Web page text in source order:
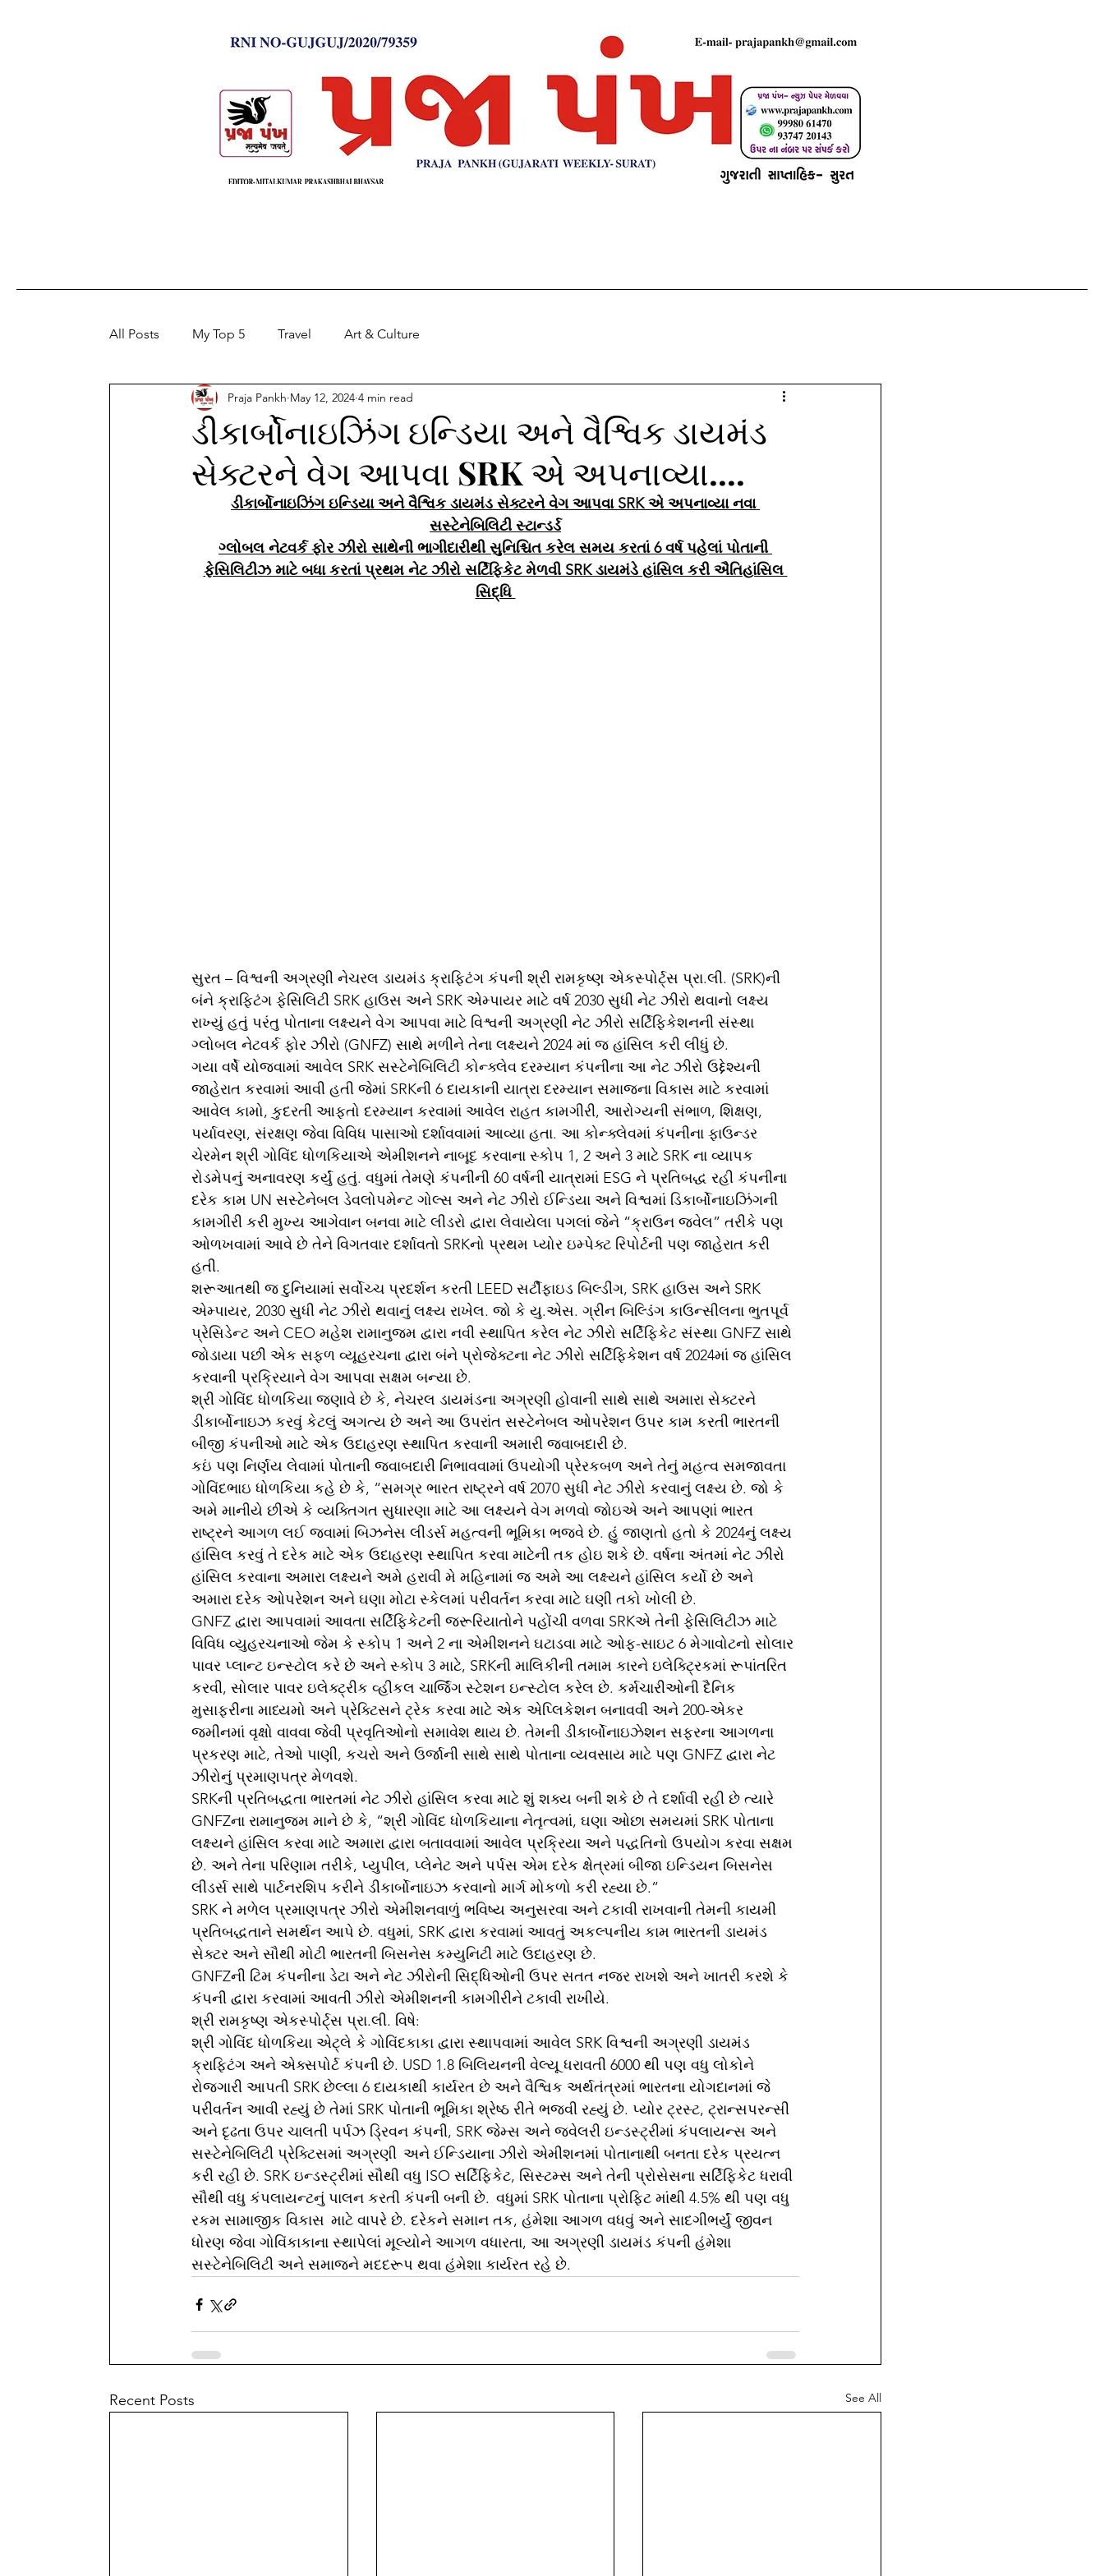
All Posts My Top 5 Travel Art & Culture
ડીકાર્બોનાઇઝિંગ ઇન્ડિયા અને વૈશ્વિક ડાયમંડ
સેક્ટરને વેગ આપવા SRK એ અપનાવ્યા....
Praja Pankh May 12, 2024 4 min read
ડીકાર્બોનાઇઝિંગ ઇન્ડિયા અને વૈશ્વિક ડાયમંડ સેક્ટરને વેગ આપવા SRK એ અપનાવ્યા નવા
સસ્ટેનેબિલિટી સ્ટાન્ડર્ડ
ગ્લોબલ નેટવર્ક ફોર ઝીરો સાથેની ભાગીદારીથી સુનિશ્ચિત કરેલ સમય કરતાં 6 વર્ષ પહેલાં પોતાની
ફેસિલિટીઝ માટે બધા કરતાં પ્રથમ નેટ ઝીરો સર્ટિફિકેટ મેળવી SRK ડાયમંડે હાંસિલ કરી ઐતિહાંસિલ
સિદ્ધિ
સુરત – વિશ્વની અગ્રણી નેચરલ ડાયમંડ ક્રાફ્ટિંગ કંપની શ્રી રામકૃષ્ણ એકસ્પોર્ટ્સ પ્રા.લી. (SRK)ની
બંને ક્રાફ્ટિંગ ફેસિલિટી SRK હાઉસ અને SRK એમ્પાયર માટે વર્ષ 2030 સુધી નેટ ઝીરો થવાનો લક્ષ્ય
રાખ્યું હતું પરંતુ પોતાના લક્ષ્યને વેગ આપવા માટે વિશ્વની અગ્રણી નેટ ઝીરો સર્ટિફિકેશનની સંસ્થા
ગ્લોબલ નેટવર્ક ફોર ઝીરો (GNFZ) સાથે મળીને તેના લક્ષ્યને 2024 માં જ હાંસિલ કરી લીધું છે.
ગયા વર્ષે યોજવામાં આવેલ SRK સસ્ટેનેબિલિટી કોન્ક્લેવ દરમ્યાન કંપનીના આ નેટ ઝીરો ઉદ્દેશ્યની
જાહેરાત કરવામાં આવી હતી જેમાં SRKની 6 દાયકાની યાત્રા દરમ્યાન સમાજના વિકાસ માટે કરવામાં
આવેલ કામો, કુદરતી આફતો દરમ્યાન કરવામાં આવેલ રાહત કામગીરી, આરોગ્યની સંભાળ, શિક્ષણ,
પર્યાવરણ, સંરક્ષણ જેવા વિવિધ પાસાઓ દર્શાવવામાં આવ્યા હતા. આ કોન્ક્લેવમાં કંપનીના ફાઉન્ડર
ચેરમેન શ્રી ગોવિંદ ધોળકિયાએ એમીશનને નાબૂદ કરવાના સ્કોપ 1, 2 અને 3 માટે SRK ના વ્યાપક
રોડમેપનું અનાવરણ કર્યું હતું. વધુમાં તેમણે કંપનીની 60 વર્ષની યાત્રામાં ESG ને પ્રતિબદ્ધ રહી કંપનીના
દરેક કામ UN સસ્ટેનેબલ ડેવલોપમેન્ટ ગોલ્સ અને નેટ ઝીરો ઈન્ડિયા અને વિશ્વમાં ડિકાર્બોનાઇઝિંગની
કામગીરી કરી મુખ્ય આગેવાન બનવા માટે લીડરો દ્વારા લેવાયેલા પગલાં જેને “ક્રાઉન જવેલ” તરીકે પણ
ઓળખવામાં આવે છે તેને વિગતવાર દર્શાવતો SRKનો પ્રથમ પ્યોર ઇમ્પેક્ટ રિપોર્ટની પણ જાહેરાત કરી
હતી.
શરૂઆતથી જ દુનિયામાં સર્વોચ્ચ પ્રદર્શન કરતી LEED સર્ટીફાઇડ બિલ્ડીંગ, SRK હાઉસ અને SRK
એમ્પાયર, 2030 સુધી નેટ ઝીરો થવાનું લક્ષ્ય રાખેલ. જો કે યુ.એસ. ગ્રીન બિલ્ડિંગ કાઉન્સીલના ભુતપૂર્વ
પ્રેસિડેન્ટ અને CEO મહેશ રામાનુજમ દ્વારા નવી સ્થાપિત કરેલ નેટ ઝીરો સર્ટિફિકેટ સંસ્થા GNFZ સાથે
જોડાયા પછી એક સફળ વ્યૂહરચના દ્વારા બંને પ્રોજેક્ટના નેટ ઝીરો સર્ટિફિકેશન વર્ષ 2024માં જ હાંસિલ
કરવાની પ્રક્રિયાને વેગ આપવા સક્ષમ બન્યા છે.
શ્રી ગોવિંદ ધોળકિયા જણાવે છે કે, નેચરલ ડાયમંડના અગ્રણી હોવાની સાથે સાથે અમારા સેક્ટરને
ડીકાર્બોનાઇઝ કરવું કેટલું અગત્ય છે અને આ ઉપરાંત સસ્ટેનેબલ ઓપરેશન ઉપર કામ કરતી ભારતની
બીજી કંપનીઓ માટે એક ઉદાહરણ સ્થાપિત કરવાની અમારી જવાબદારી છે.
કઇં પણ નિર્ણય લેવામાં પોતાની જવાબદારી નિભાવવામાં ઉપયોગી પ્રેરકબળ અને તેનું મહત્વ સમજાવતા
ગોવિંદભાઇ ધોળકિયા કહે છે કે, “સમગ્ર ભારત રાષ્ટ્રને વર્ષ 2070 સુધી નેટ ઝીરો કરવાનું લક્ષ્ય છે. જો કે
અમે માનીયે છીએ કે વ્યક્તિગત સુધારણા માટે આ લક્ષ્યને વેગ મળવો જોઇએ અને આપણાં ભારત
રાષ્ટ્રને આગળ લઈ જવામાં બિઝનેસ લીડર્સ મહત્વની ભૂમિકા ભજવે છે. હું જાણતો હતો કે 2024નું લક્ષ્ય
હાંસિલ કરવું તે દરેક માટે એક ઉદાહરણ સ્થાપિત કરવા માટેની તક હોઇ શકે છે. વર્ષના અંતમાં નેટ ઝીરો
હાંસિલ કરવાના અમારા લક્ષ્યને અમે હરાવી મે મહિનામાં જ અમે આ લક્ષ્યને હાંસિલ કર્યો છે અને
અમારા દરેક ઓપરેશન અને ઘણા મોટા સ્કેલમાં પરીવર્તન કરવા માટે ઘણી તકો ખોલી છે.
GNFZ દ્વારા આપવામાં આવતા સર્ટિફિકેટની જરૂરિયાતોને પહોંચી વળવા SRKએ તેની ફેસિલિટીઝ માટે
વિવિધ વ્યુહરચનાઓ જેમ કે સ્કોપ 1 અને 2 ના એમીશનને ઘટાડવા માટે ઓફ-સાઇટ 6 મેગાવોટનો સોલાર
પાવર પ્લાન્ટ ઇન્સ્ટોલ કરે છે અને સ્કોપ 3 માટે, SRKની માલિકીની તમામ કારને ઇલેક્ટ્રિકમાં રૂપાંતરિત
કરવી, સોલાર પાવર ઇલેક્ટ્રીક વ્હીકલ ચાર્જિંગ સ્ટેશન ઇન્સ્ટોલ કરેલ છે. કર્મચારીઓની દૈનિક
મુસાફરીના માધ્યમો અને પ્રેક્ટિસને ટ્રેક કરવા માટે એક એપ્લિકેશન બનાવવી અને 200-એકર
જમીનમાં વૃક્ષો વાવવા જેવી પ્રવૃતિઓનો સમાવેશ થાય છે. તેમની ડીકાર્બોનાઇઝેશન સફરના આગળના
પ્રકરણ માટે, તેઓ પાણી, કચરો અને ઉર્જાની સાથે સાથે પોતાના વ્યવસાય માટે પણ GNFZ દ્વારા નેટ
ઝીરોનું પ્રમાણપત્ર મેળવશે.
SRKની પ્રતિબદ્ધતા ભારતમાં નેટ ઝીરો હાંસિલ કરવા માટે શું શક્ય બની શકે છે તે દર્શાવી રહી છે ત્યારે
GNFZના રામાનુજમ માને છે કે, “શ્રી ગોવિંદ ધોળકિયાના નેતૃત્વમાં, ઘણા ઓછા સમયમાં SRK પોતાના
લક્ષ્યને હાંસિલ કરવા માટે અમારા દ્વારા બતાવવામાં આવેલ પ્રક્રિયા અને પદ્ધતિનો ઉપયોગ કરવા સક્ષમ
છે. અને તેના પરિણામ તરીકે, પ્યુપીલ, પ્લેનેટ અને પર્પસ એમ દરેક ક્ષેત્રમાં બીજા ઇન્ડિયન બિસનેસ
લીડર્સ સાથે પાર્ટનરશિપ કરીને ડીકાર્બોનાઇઝ કરવાનો માર્ગ મોકળો કરી રહ્યા છે.”
SRK ને મળેલ પ્રમાણપત્ર ઝીરો એમીશનવાળું ભવિષ્ય અનુસરવા અને ટકાવી રાખવાની તેમની કાયમી
પ્રતિબદ્ધતાને સમર્થન આપે છે. વધુમાં, SRK દ્વારા કરવામાં આવતું અકલ્પનીય કામ ભારતની ડાયમંડ
સેક્ટર અને સૌથી મોટી ભારતની બિસનેસ કમ્યુનિટી માટે ઉદાહરણ છે.
GNFZની ટિમ કંપનીના ડેટા અને નેટ ઝીરોની સિદ્ધિઓની ઉપર સતત નજર રાખશે અને ખાતરી કરશે કે
કંપની દ્વારા કરવામાં આવતી ઝીરો એમીશનની કામગીરીને ટકાવી રાખીયે.
શ્રી રામકૃષ્ણ એકસ્પોર્ટ્સ પ્રા.લી. વિષે:
શ્રી ગોવિંદ ધોળકિયા એટ્લે કે ગોવિંદકાકા દ્વારા સ્થાપવામાં આવેલ SRK વિશ્વની અગ્રણી ડાયમંડ
ક્રાફ્ટિંગ અને એક્સપોર્ટ કંપની છે. USD 1.8 બિલિયનની વેલ્યૂ ધરાવતી 6000 થી પણ વધુ લોકોને
રોજગારી આપતી SRK છેલ્લા 6 દાયકાથી કાર્યરત છે અને વૈશ્વિક અર્થતંત્રમાં ભારતના યોગદાનમાં જે
પરીવર્તન આવી રહ્યું છે તેમાં SRK પોતાની ભૂમિકા શ્રેષ્ઠ રીતે ભજવી રહ્યું છે. પ્યોર ટ્રસ્ટ, ટ્રાન્સપરન્સી
અને દૃઢતા ઉપર ચાલતી પર્પઝ ડ્રિવન કંપની, SRK જેમ્સ અને જ્વેલરી ઇન્ડસ્ટ્રીમાં કંપલાયન્સ અને
સસ્ટેનેબિલિટી પ્રેક્ટિસમાં અગ્રણી  અને ઈન્ડિયાના ઝીરો એમીશનમાં પોતાનાથી બનતા દરેક પ્રયત્ન
કરી રહી છે. SRK ઇન્ડસ્ટ્રીમાં સૌથી વધુ ISO સર્ટિફિકેટ, સિસ્ટમ્સ અને તેની પ્રોસેસના સર્ટિફિકેટ ધરાવી
સૌથી વધુ કંપલાયન્ટનું પાલન કરતી કંપની બની છે.  વધુમાં SRK પોતાના પ્રોફિટ માંથી 4.5% થી પણ વધુ
રકમ સામાજીક વિકાસ  માટે વાપરે છે. દરેકને સમાન તક, હંમેશા આગળ વધવું અને સાદગીભર્યું જીવન
ધોરણ જેવા ગોવિંકાકાના સ્થાપેલાં મૂલ્યોને આગળ વધારતા, આ અગ્રણી ડાયમંડ કંપની હંમેશા
સસ્ટેનેબિલિટી અને સમાજને મદદરૂપ થવા હંમેશા કાર્યરત રહે છે.
Recent Posts See All